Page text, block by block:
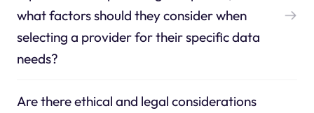
what factors should they consider when
selecting a provider for their specific data
needs?
Are there ethical and legal considerations